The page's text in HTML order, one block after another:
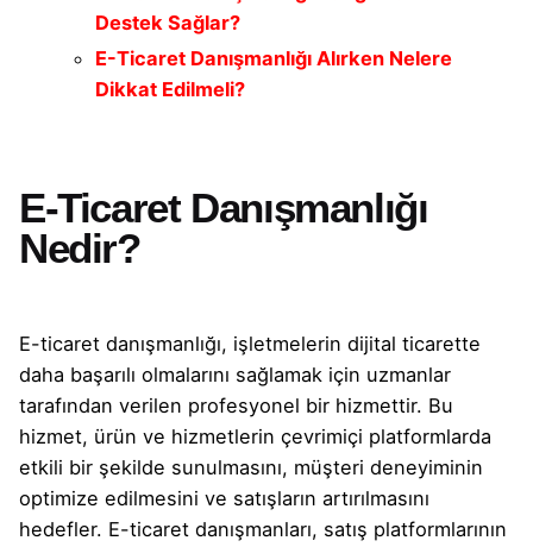
Destek Sağlar?
E-Ticaret Danışmanlığı Alırken Nelere
Dikkat Edilmeli?
E-Ticaret Danışmanlığı
Nedir?
E-ticaret danışmanlığı, işletmelerin dijital ticarette
daha başarılı olmalarını sağlamak için uzmanlar
tarafından verilen profesyonel bir hizmettir. Bu
hizmet, ürün ve hizmetlerin çevrimiçi platformlarda
etkili bir şekilde sunulmasını, müşteri deneyiminin
optimize edilmesini ve satışların artırılmasını
hedefler. E-ticaret danışmanları, satış platformlarının